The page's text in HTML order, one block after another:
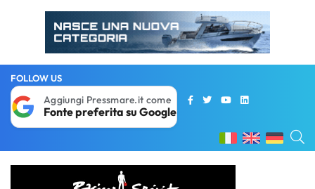
FOLLOW US
Aggiungi Pressmare.it come
Fonte preferita su Google